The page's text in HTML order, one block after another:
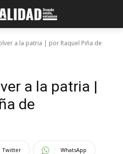
a la patria | por Raquel Piña de
a la patria |
de
Twitter WhatsApp